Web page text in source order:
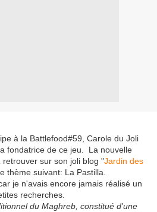
à la Battlefood#59, Carole du Joli
fondatrice de ce jeu. La nouvelle
sur son joli blog "Jardin des
thème suivant: La Pastilla.
je n'avais encore jamais réalisé un
recherches.
du Maghreb, constitué d'une